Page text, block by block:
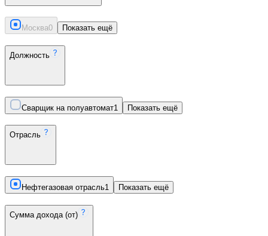
Москва0 Показать ещё
Должность
Сварщик на полуавтомат1 Показать ещё
Отрасль
Нефтегазовая отрасль1 Показать ещё
Сумма дохода (от)